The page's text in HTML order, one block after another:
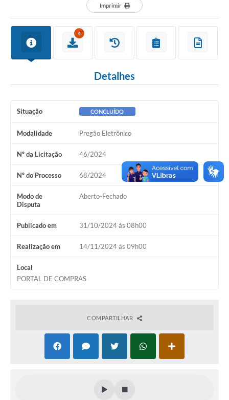
Imprimir
4
Detalhes
Situação CONCLUÍDO
Modalidade Pregão Eletrônico
Nº da Licitação 46/2024
Nº do Processo 68/2024
Modo de
Disputa
Aberto-Fechado
Publicado em 31/10/2024 às 08h00
Realização em 14/11/2024 às 09h00
Local
PORTAL DE COMPRAS
COMPARTILHAR